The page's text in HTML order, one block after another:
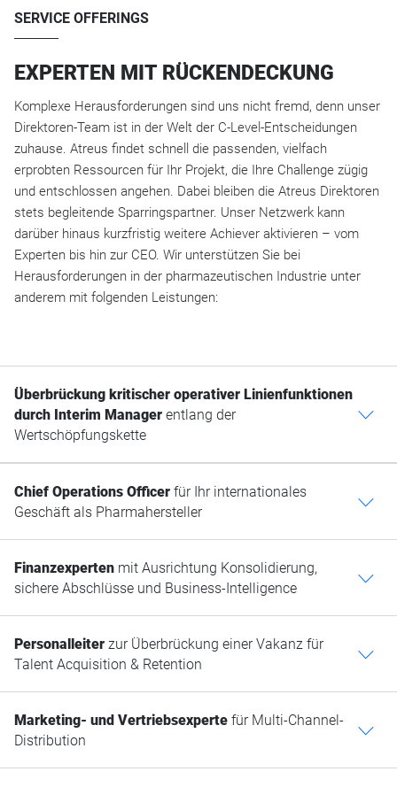
SERVICE OFFERINGS
EXPERTEN MIT RÜCKENDECKUNG
Komplexe Herausforderungen sind uns nicht fremd, denn unser
Direktoren-Team ist in der Welt der C-Level-Entscheidungen
zuhause. Atreus findet schnell die passenden, vielfach
erprobten Ressourcen für Ihr Projekt, die Ihre Challenge zügig
und entschlossen angehen. Dabei bleiben die Atreus Direktoren
stets begleitende Sparringspartner. Unser Netzwerk kann
darüber hinaus kurzfristig weitere Achiever aktivieren – vom
Experten bis hin zur CEO. Wir unterstützen Sie bei
Herausforderungen in der pharmazeutischen Industrie unter
anderem mit folgenden Leistungen:
Überbrückung kritischer operativer Linienfunktionen
durch Interim Manager entlang der
Wertschöpfungskette
c
Chief Operations Officer für Ihr internationales
Geschäft als Pharmahersteller
c
Finanzexperten mit Ausrichtung Konsolidierung,
sichere Abschlüsse und Business-Intelligence
c
Personalleiter zur Überbrückung einer Vakanz für
Talent Acquisition & Retention
c
Marketing- und Vertriebsexperte für Multi-Channel-
Distribution
c